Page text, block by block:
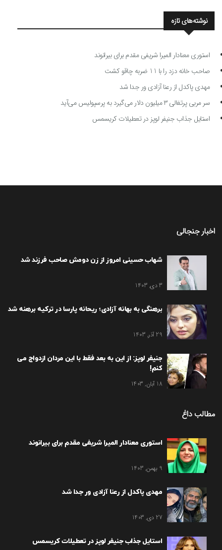
نوشته‌های تازه
استوری معنادار المیرا شریفی مقدم برای بیرانوند
صاحب خانه دزد را با 11 ضربه چاقو کشت
مهدی پاکدل از رعنا آزادی ور جدا شد
سر مربی پرتغالی ۳ میلیون دلار می‌گیرد به پرسپولیس می‌آید
استایل جذاب جنیفر لوپز در تعطیلات کریسمس
اخبار جنجالی
شهاب حسینی امروز از زن دومش صاحب فرزند شد
3 دی, 1403
برهنگی به بهانه آزادی؛ ریحانه پارسا در ترکیه برهنه شد
29 آذر, 1403
جنیفر لوپز: از این به بعد فقط با این مردان ازدواج می
کنم!
18 آبان, 1403
مطالب داغ
استوری معنادار المیرا شریفی مقدم برای بیرانوند
9 بهمن, 1403
مهدی پاکدل از رعنا آزادی ور جدا شد
27 دی, 1403
استایل جذاب جنیفر لوپز در تعطیلات کریسمس